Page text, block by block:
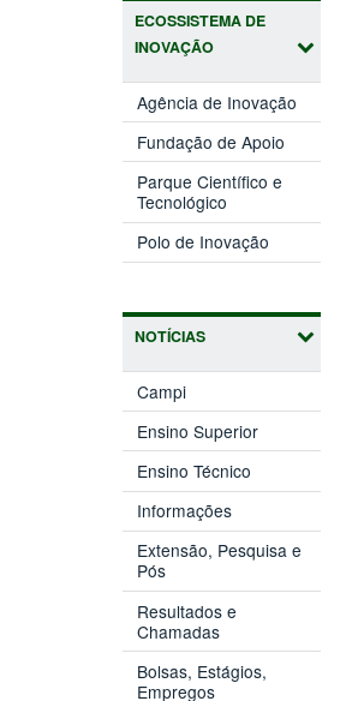
ECOSSISTEMA DE
INOVAÇÃO
Agência de Inovação
em
janela)
Fundação de Apoio
em
Parque Científico e
Tecnológico
em
nova
janela)
Polo de Inovação
em
NOTÍCIAS
Campi
Ensino Superior
Ensino Técnico
Informações
Extensão, Pesquisa e
Pós
Resultados e
Chamadas
Bolsas, Estágios,
Empregos